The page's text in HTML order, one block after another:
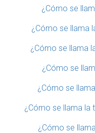
¿Cómo se
¿Cómo se llama
¿Cómo se llama
¿Cómo se
¿Cómo se
¿Cómo se llama la
¿Cómo se